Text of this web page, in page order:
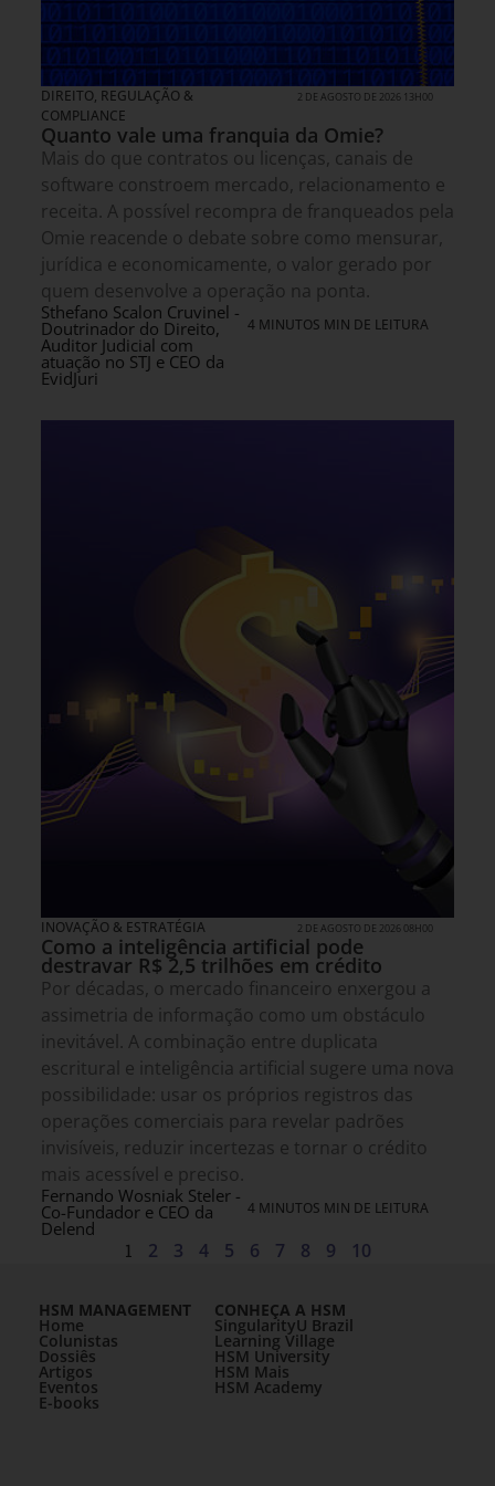
DIREITO, REGULAÇÃO &
COMPLIANCE
2 DE AGOSTO DE 2026 13H00
Quanto vale uma franquia da Omie?
Mais do que contratos ou licenças, canais de
software constroem mercado, relacionamento e
receita. A possível recompra de franqueados pela
Omie reacende o debate sobre como mensurar,
jurídica e economicamente, o valor gerado por
quem desenvolve a operação na ponta.
Sthefano Scalon Cruvinel -
Doutrinador do Direito,
Auditor Judicial com
atuação no STJ e CEO da
EvidJuri
4 MINUTOS MIN DE LEITURA
INOVAÇÃO & ESTRATÉGIA 2 DE AGOSTO DE 2026 08H00
Como a inteligência artificial pode
destravar R$ 2,5 trilhões em crédito
Por décadas, o mercado financeiro enxergou a
assimetria de informação como um obstáculo
inevitável. A combinação entre duplicata
escritural e inteligência artificial sugere uma nova
possibilidade: usar os próprios registros das
operações comerciais para revelar padrões
invisíveis, reduzir incertezas e tornar o crédito
mais acessível e preciso.
Fernando Wosniak Steler -
Co-Fundador e CEO da
Delend
4 MINUTOS MIN DE LEITURA
1 2 3 4 5 6 7 8 9 10
HSM MANAGEMENT
Home
Colunistas
Dossiês
Artigos
Eventos
E-books
CONHEÇA A HSM
SingularityU Brazil
Learning Village
HSM University
HSM Mais
HSM Academy